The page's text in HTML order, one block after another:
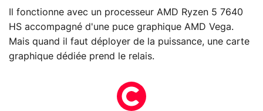
Il fonctionne avec un processeur AMD Ryzen 5 7640
HS accompagné d'une puce graphique AMD Vega.
Mais quand il faut déployer de la puissance, une carte
graphique dédiée prend le relais.